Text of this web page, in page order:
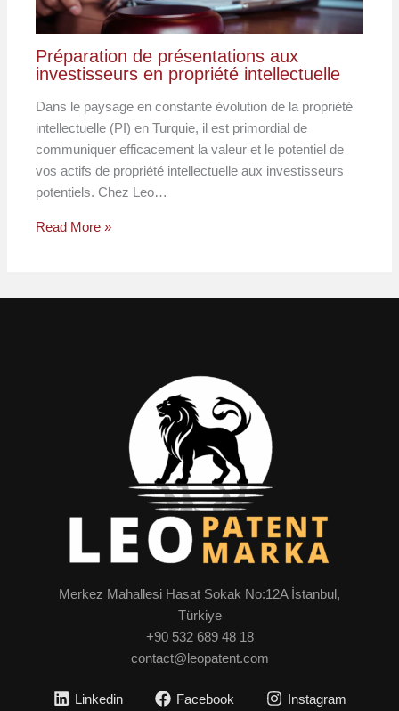
Préparation de présentations aux
investisseurs en propriété intellectuelle
Dans le paysage en constante évolution de la propriété
intellectuelle (PI) en Turquie, il est primordial de
communiquer efficacement la valeur et le potentiel de
vos actifs de propriété intellectuelle aux investisseurs
potentiels. Chez Leo…
Read More »
Merkez Mahallesi Hasat Sokak No:12A İstanbul,
Türkiye
+90 532 689 48 18
contact@leopatent.com
Linkedin Facebook Instagram